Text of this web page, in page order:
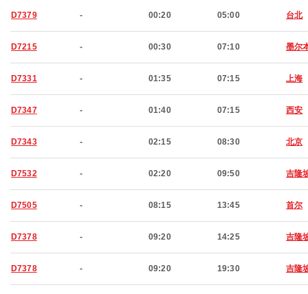
D7379 - 00:20 05:00 台北
D7215 - 00:30 07:10 墨尔
D7331 - 01:35 07:15 上海
D7347 - 01:40 07:15 西安
D7343 - 02:15 08:30 北京
D7532 - 02:20 09:50 吉隆
D7505 - 08:15 13:45 首尔
D7378 - 09:20 14:25 吉隆
D7378 - 09:20 19:30 吉隆